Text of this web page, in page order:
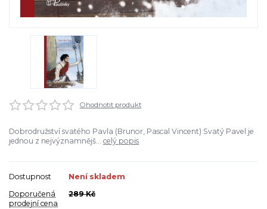
Ohodnotit produkt
Dobrodružství svatého Pavla (Brunor, Pascal Vincent) Svatý Pavel je
jednou z nejvýznamnějš... celý popis
Dostupnost
Není skladem
Doporučená
prodejní cena
289 Kč